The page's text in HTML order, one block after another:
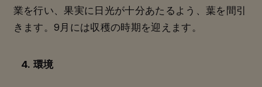
業を行い、果実に日光が十分あたるよう、葉を間引
きます。9月には収穫の時期を迎えます。
4. 環境